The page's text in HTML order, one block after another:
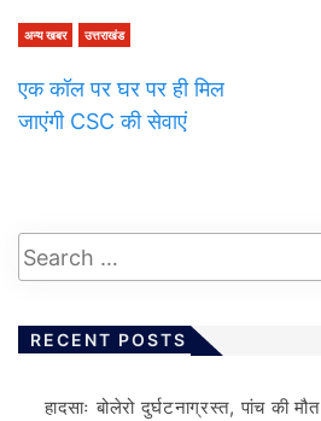
अन्य खबर उत्तराखंड
एक कॉल पर घर पर ही मिल
जाएंगी CSC की सेवाएं
RECENT POSTS
हादसाः बोलेरो दुर्घटनाग्रस्त, पांच की मौत